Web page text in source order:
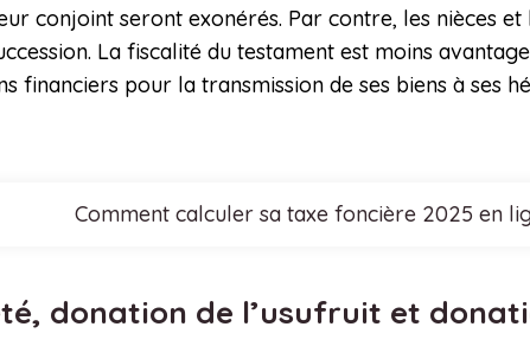
conjoint seront exonérés. Par contre, les nièces et
La fiscalité du testament est moins
financiers pour la transmission de ses biens à ses
Comment calculer sa taxe foncière 2025 en
donation de l’usufruit et